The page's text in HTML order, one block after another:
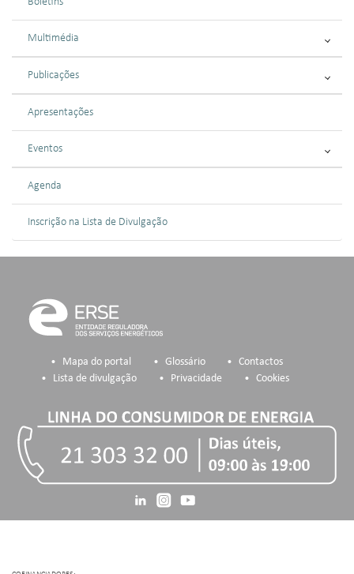
Multimédia
Publicações
Apresentações
Eventos
Agenda
Inscrição na Lista de Divulgação
Mapa do portal Glossário
Contactos
Lista de divulgação
Privacidade Cookies